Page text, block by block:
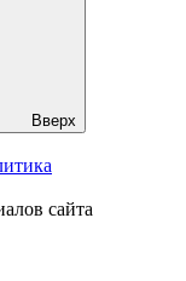
Вверх
сайта